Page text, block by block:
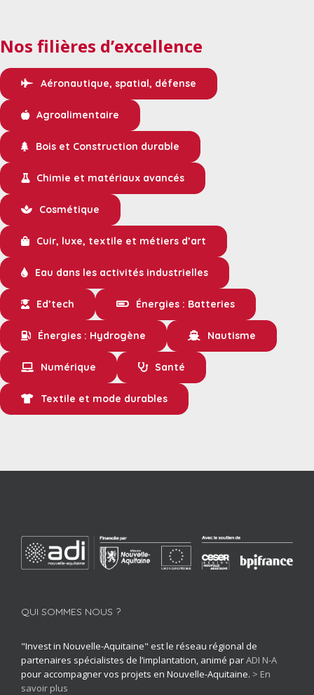
Nos filières d’excellence
Aéronautique, spatial, défense
Agroalimentaire
Bois et Construction durable
Chimie et matériaux avancés
Cosmétique
Cuir, luxe, textile et métiers d’art
Eau dans les activités industrielles
Ed’tech Énergies : Batteries
Énergies : Hydrogène Nautisme
Numérique Santé
Textile et mode durables
QUI SOMMES NOUS ?
"Invest in Nouvelle-Aquitaine" est le réseau régional de
partenaires spécialistes de l’implantation, animé parADI N-A
pour accompagner vos projets en Nouvelle-Aquitaine. > En
savoir plus